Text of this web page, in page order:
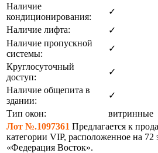
Наличие
кондиционирования:
✓
Наличие лифта:
✓
Наличие пропускной
системы:
✓
Круглосуточный
доступ:
✓
Наличие общепита в
здании:
✓
Тип окон:
витринные
Лот №.1097361 Предлагается к
категории VIP, расположенное на 72
«Федерация Восток».